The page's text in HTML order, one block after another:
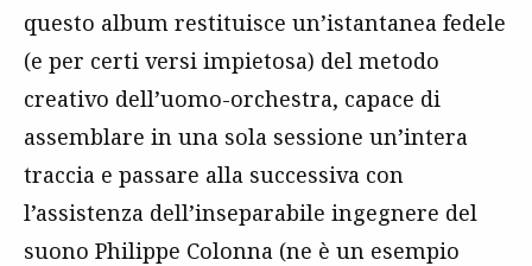
questo album restituisce un’istantanea fedele
(e per certi versi impietosa) del metodo
creativo dell’uomo-orchestra, capace di
assemblare in una sola sessione un’intera
traccia e passare alla successiva con
l’assistenza dell’inseparabile ingegnere del
suono Philippe Colonna (ne è un esempio